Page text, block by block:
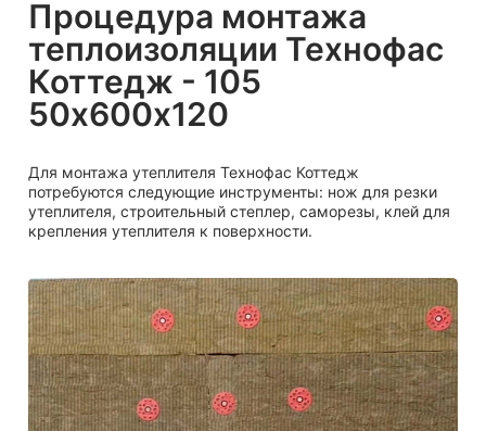
Процедура монтажа
теплоизоляции Технофас
Коттедж - 105
50х600х120
Для монтажа утеплителя Технофас Коттедж
потребуются следующие инструменты: нож для резки
утеплителя, строительный степлер, саморезы, клей для
крепления утеплителя к поверхности.